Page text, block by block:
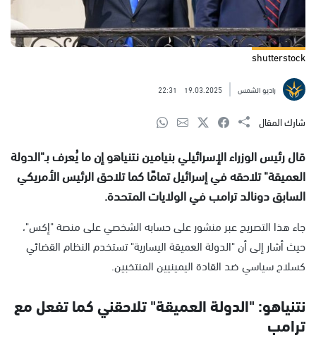
shutterstock
راديو الشمس 19.03.2025
22:31
شارك المقال
قال رئيس الوزراء الإسرائيلي بنيامين نتنياهو إن ما يُعرف بـ"الدولة
العميقة" تلاحقه في إسرائيل تمامًا كما تلاحق الرئيس الأمريكي
السابق دونالد ترامب في الولايات المتحدة.
جاء هذا التصريح عبر منشور على حسابه الشخصي على منصة "إكس"،
حيث أشار إلى أن "الدولة العميقة اليسارية" تستخدم النظام القضائي
كسلاح سياسي ضد القادة اليمينيين المنتخبين.
نتنياهو: "الدولة العميقة" تلاحقني كما تفعل مع
ترامب